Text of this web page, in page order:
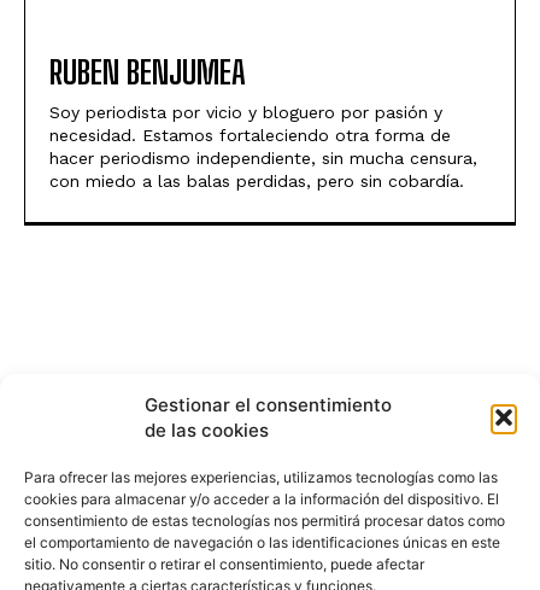
Gestionar el consentimiento
de las cookies
Para ofrecer las mejores experiencias, utilizamos tecnologías como las
cookies para almacenar y/o acceder a la información del dispositivo. El
consentimiento de estas tecnologías nos permitirá procesar datos como
el comportamiento de navegación o las identificaciones únicas en este
sitio. No consentir o retirar el consentimiento, puede afectar
negativamente a ciertas características y funciones.
RUBEN BENJUMEA
Soy periodista por vicio y bloguero por pasión y
necesidad. Estamos fortaleciendo otra forma de
hacer periodismo independiente, sin mucha censura,
con miedo a las balas perdidas, pero sin cobardía.